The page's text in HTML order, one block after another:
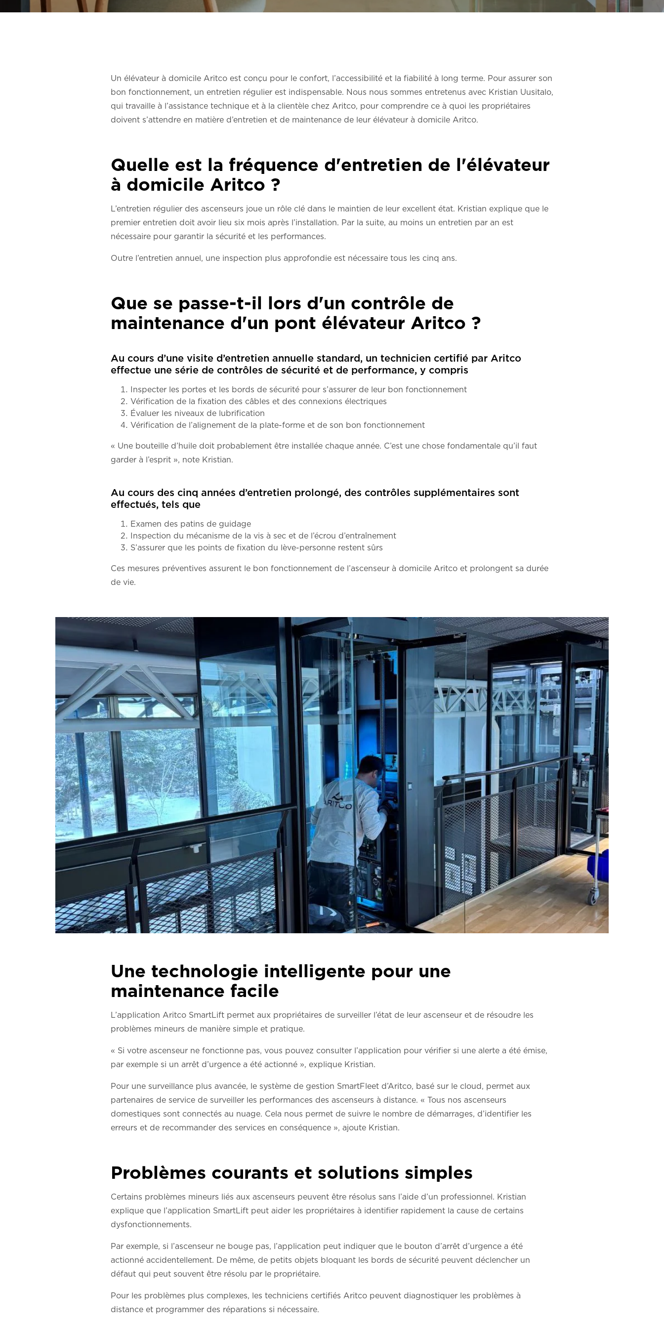
Un élévateur à domicile Aritco est conçu pour le confort, l’accessibilité et la fiabilité à long terme. Pour assurer son
bon fonctionnement, un entretien régulier est indispensable. Nous nous sommes entretenus avec Kristian Uusitalo,
qui travaille à l’assistance technique et à la clientèle chez Aritco, pour comprendre ce à quoi les propriétaires
doivent s’attendre en matière d’entretien et de maintenance de leur élévateur à domicile Aritco.
Quelle est la fréquence d'entretien de l'élévateur
à domicile Aritco ?
L’entretien régulier des ascenseurs joue un rôle clé dans le maintien de leur excellent état. Kristian explique que le
premier entretien doit avoir lieu six mois après l’installation. Par la suite, au moins un entretien par an est
nécessaire pour garantir la sécurité et les performances.
Outre l’entretien annuel, une inspection plus approfondie est nécessaire tous les cinq ans.
Que se passe-t-il lors d'un contrôle de
maintenance d'un pont élévateur Aritco ?
Au cours d’une visite d’entretien annuelle standard, un technicien certifié par Aritco
effectue une série de contrôles de sécurité et de performance, y compris
Inspecter les portes et les bords de sécurité pour s’assurer de leur bon fonctionnement
Vérification de la fixation des câbles et des connexions électriques
Évaluer les niveaux de lubrification
Vérification de l’alignement de la plate-forme et de son bon fonctionnement
« Une bouteille d’huile doit probablement être installée chaque année. C’est une chose fondamentale qu’il faut
garder à l’esprit », note Kristian.
Au cours des cinq années d’entretien prolongé, des contrôles supplémentaires sont
effectués, tels que
Examen des patins de guidage
Inspection du mécanisme de la vis à sec et de l’écrou d’entraînement
S’assurer que les points de fixation du lève-personne restent sûrs
Ces mesures préventives assurent le bon fonctionnement de l’ascenseur à domicile Aritco et prolongent sa durée
de vie.
Une technologie intelligente pour une
maintenance facile
L’application Aritco SmartLift permet aux propriétaires de surveiller l’état de leur ascenseur et de résoudre les
problèmes mineurs de manière simple et pratique.
« Si votre ascenseur ne fonctionne pas, vous pouvez consulter l’application pour vérifier si une alerte a été émise,
par exemple si un arrêt d’urgence a été actionné », explique Kristian.
Pour une surveillance plus avancée, le système de gestion SmartFleet d’Aritco, basé sur le cloud, permet aux
partenaires de service de surveiller les performances des ascenseurs à distance. « Tous nos ascenseurs
domestiques sont connectés au nuage. Cela nous permet de suivre le nombre de démarrages, d’identifier les
erreurs et de recommander des services en conséquence », ajoute Kristian.
Problèmes courants et solutions simples
Certains problèmes mineurs liés aux ascenseurs peuvent être résolus sans l’aide d’un professionnel. Kristian
explique que l’application SmartLift peut aider les propriétaires à identifier rapidement la cause de certains
dysfonctionnements.
Par exemple, si l’ascenseur ne bouge pas, l’application peut indiquer que le bouton d’arrêt d’urgence a été
actionné accidentellement. De même, de petits objets bloquant les bords de sécurité peuvent déclencher un
défaut qui peut souvent être résolu par le propriétaire.
Pour les problèmes plus complexes, les techniciens certifiés Aritco peuvent diagnostiquer les problèmes à
distance et programmer des réparations si nécessaire.